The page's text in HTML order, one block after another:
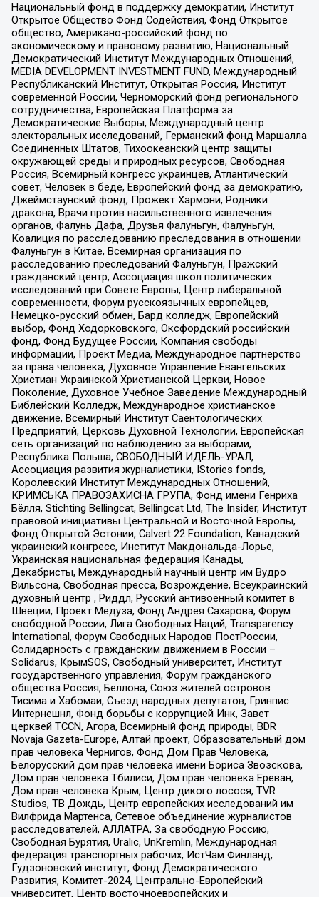
Национальный фонд в поддержку демократии, Институт
Открытое Общество Фонд Содействия, Фонд Открытое
общество, Американо-российский фонд по
экономическому и правовому развитию, Национальный
Демократический Институт Международных Отношений,
MEDIA DEVELOPMENT INVESTMENT FUND, Международный
Республиканский Институт, Открытая Россия, Институт
современной России, Черноморский фонд регионального
сотрудничества, Европейская Платформа за
Демократические Выборы, Международный центр
электоральных исследований, Германский фонд Маршалла
Соединенных Штатов, Тихоокеанский центр защиты
окружающей среды и природных ресурсов, Свободная
Россия, Всемирный конгресс украинцев, Атлантический
совет, Человек в беде, Европейский фонд за демократию,
Джеймстаунский фонд, Прожект Хармони, Родники
дракона, Врачи против насильственного извлечения
органов, Фалунь Дафа, Друзья Фалуньгун, Фалуньгун,
Коалиция по расследованию преследования в отношении
Фалуньгун в Китае, Всемирная организация по
расследованию преследований Фалуньгун, Пражский
гражданский центр, Ассоциация школ политических
исследований при Совете Европы, Центр либеральной
современности, Форум русскоязычных европейцев,
Немецко-русский обмен, Бард колледж, Европейский
выбор, Фонд Ходорковского, Оксфордский российский
фонд, Фонд Будущее России, Компания свободы
информации, Проект Медиа, Международное партнерство
за права человека, Духовное Управление Евангельских
Христиан Украинской Христианской Церкви, Новое
Поколение, Духовное Учебное Заведение Международный
Библейский Колледж, Международное христианское
движение, Всемирный Институт Саентологических
Предприятий, Церковь Духовной Технологии, Европейская
сеть организаций по наблюдению за выборами,
Республика Польша, СВОБОДНЫЙ ИДЕЛЬ-УРАЛ,
Ассоциация развития журналистики, IStories fonds,
Королевский Институт Международных Отношений,
КРИМСЬКА ПРАВОЗАХИСНА ГРУПА, Фонд имени Генриха
Бёлля, Stichting Bellingcat, Bellingcat Ltd, The Insider, Институт
правовой инициативы Центральной и Восточной Европы,
Фонд Открытой Эстонии, Calvert 22 Foundation, Канадский
украинский конгресс, Институт Макдональда-Лорье,
Украинская национальная федерация Канады,
Декабристы, Международный научный центр им Вудро
Вильсона, Свободная пресса, Возрождение, Всеукраинский
духовный центр , Риддл, Русский антивоенный комитет в
Швеции, Проект Медуза, Фонд Андрея Сахарова, Форум
свободной России, Лига Свободных Наций, Transparеncy
International, Форум Свободных Народов ПостРоссии,
Солидарность с гражданским движением в России –
Solidarus, КрымSOS, Свободный университет, Институт
государственного управления, Форум гражданского
общества Россия, Беллона, Союз жителей островов
Тисима и Хабомаи, Съезд народных депутатов, Гринпис
Интернешнл, Фонд борьбы с коррупцией Инк, Завет
церквей TCCN, Агора, Всемирный фонд природы, BDR
Novaja Gazeta-Europe, Алтай проект, Образовательный дом
прав человека Чернигов, Фонд Дом Прав Человека,
Белорусский дом прав человека имени Бориса Звозскова,
Дом прав человека Тбилиси, Дом прав человека Ереван,
Дом прав человека Крым, Центр дикого лосося, TVR
Studios, ТВ Дождь, Центр европейских исследований им
Вилфрида Мартенса, Сетевое объединение журналистов
расследователей, АЛЛАТРА, За свободную Россию,
Свободная Бурятия, Uralic, UnKremlin, Международная
федерация транспортных рабочих, ИстЧам Финланд,
Гудзоновский институт, Фонд Демократического
Развития, Комитет-2024, Центрально-Европейский
университет, Центр восточноевропейских и